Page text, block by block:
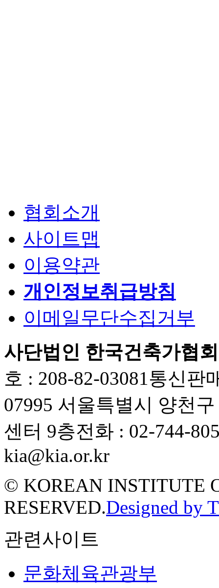
협회소개
사이트맵
이용약관
개인정보취급방침
이메일무단수집거부
사단법인 한국건축가협회
호 : 208-82-03081 통신판
07995 서울특별시 양천
센터 9층전화 : 02-744-
kia@kia.or.kr
© KOREAN INSTITUTE
RESERVED.Designed by
관련사이트
문화체육관광부